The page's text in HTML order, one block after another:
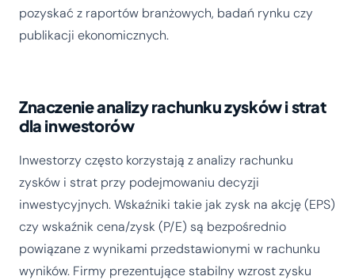
pozyskać z raportów branżowych, badań rynku czy
publikacji ekonomicznych.
Znaczenie analizy rachunku zysków i strat
dla inwestorów
Inwestorzy często korzystają z analizy rachunku
zysków i strat przy podejmowaniu decyzji
inwestycyjnych. Wskaźniki takie jak zysk na akcję (EPS)
czy wskaźnik cena/zysk (P/E) są bezpośrednio
powiązane z wynikami przedstawionymi w rachunku
wyników. Firmy prezentujące stabilny wzrost zysku